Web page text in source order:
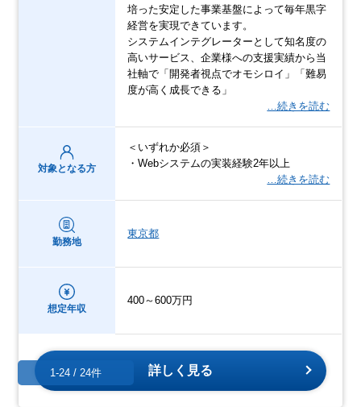
培った安定した事業基盤によって毎年黒字
経営を実現できています。
システムインテグレーターとして知名度の
高いサービス、企業様への支援実績から当
社軸で「開発者視点でオモシロイ」「難易
度が高く成長できる」
…続きを読む
対象となる方
＜いずれか必須＞
・Webシステムの実装経験2年以上
…続きを読む
勤務地
東京都
想定年収
400～600万円
詳しく見る
1-24 / 24件